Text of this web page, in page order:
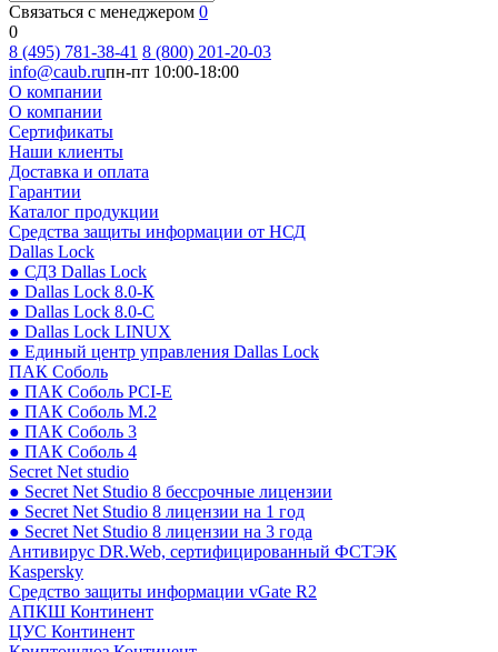
Связаться с менеджером 0
0
8 (495) 781-38-41 8 (800) 201-20-03
info@caub.ruпн-пт 10:00-18:00
О компании
О компании
Сертификаты
Наши клиенты
Доставка и оплата
Гарантии
Каталог продукции
Средства защиты информации от НСД
Dallas Lock
● СДЗ Dallas Lock
● Dallas Lock 8.0-К
● Dallas Lock 8.0-С
● Dallas Lock LINUX
● Единый центр управления Dallas Lock
ПАК Соболь
● ПАК Соболь PCI-E
● ПАК Соболь М.2
● ПАК Соболь 3
● ПАК Соболь 4
Secret Net studio
● Secret Net Studio 8 бессрочные лицензии
● Secret Net Studio 8 лицензии на 1 год
● Secret Net Studio 8 лицензии на 3 года
Антивирус DR.Web, сертифицированный ФСТЭК
Kaspersky
Средство защиты информации vGate R2
АПКШ Континент
ЦУС Континент